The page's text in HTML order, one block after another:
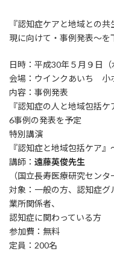
『認知症ケアと地域との
現に向けて・事例発表～を
日時：平成30年５月９日
会場：ウインクあいち 小
内容：事例発表
『認知症の人と地域包括ケ
6事例の発表を予定
特別講演
『認知症と地域包括ケア
講師： 遠藤英俊先生
（国立長寿医療研究セン
対象：一般の方、認知症グ
業所関係者、
認知症に関わっている方
参加費：無料
定員：200名